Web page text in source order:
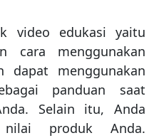
video edukasi yaitu
cara menggunakan
dapat menggunakan
panduan saat
Selain itu, Anda
nilai produk Anda.